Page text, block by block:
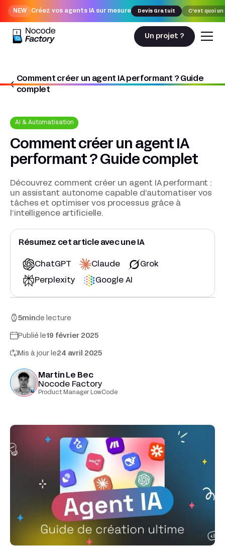
NEW Créez vos agents IA sur mesure Devis Gratuit C'est quoi un
Un projet ?
Comment créer un agent IA performant ? Guide
complet
Nocodefactory
AI & Automatisation
Comment créer un agent IA
performant ? Guide complet
Découvrez comment créer un agent IA performant :
un assistant autonome capable d’automatiser vos
tâches et optimiser vos processus grâce à
l’intelligence artificielle.
Résumez cet article avec une IA
ChatGPT Claude Grok
Perplexity Google AI
5minde lecture
Publié le19 février 2025
Mis à jour le24 avril 2025
Martin Le Bec
Nocode Factory
Product Manager LowCode